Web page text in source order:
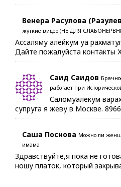
Венера Расулова
жуткие видео (НЕ ДЛЯ
Ассаляму алейкум уа
Дайте пожалуйста контакты
Саид Саидов
работает при
Саломуалекум
супруга я жеву в Москве.
Саша Поснова Можно ли
имама
Здравствуйте,я пока не
ношу платок, который